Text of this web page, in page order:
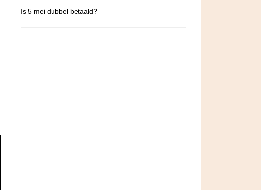
Is 5 mei dubbel betaald?